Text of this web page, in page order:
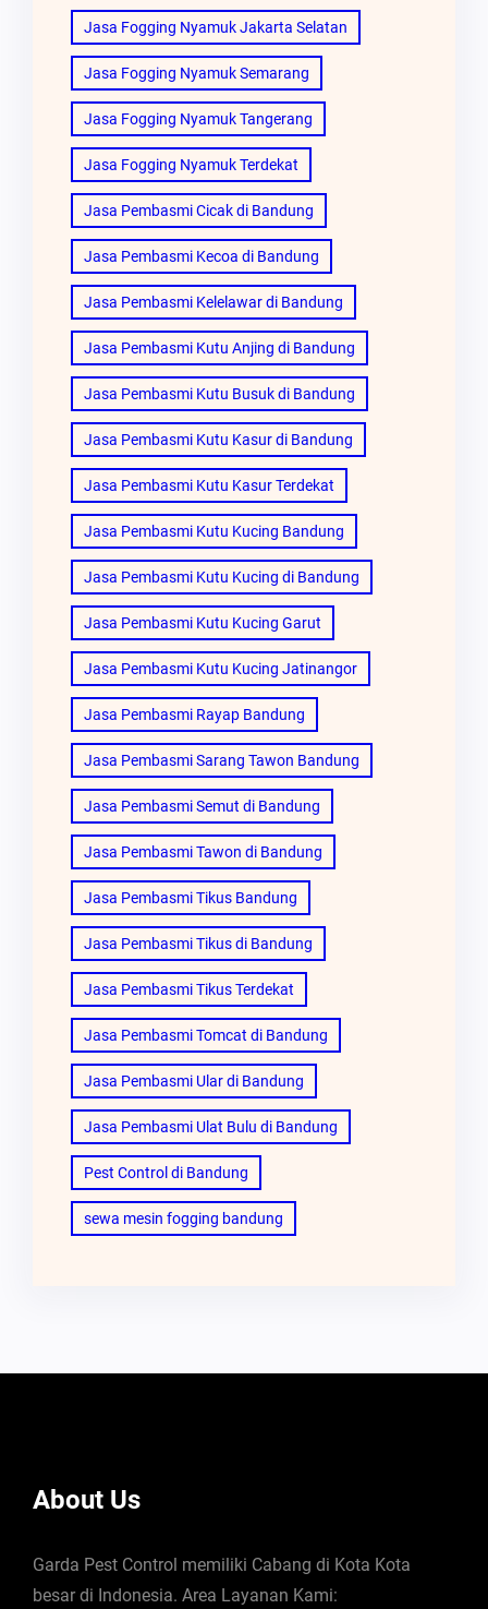
Jasa Fogging Nyamuk Jakarta Selatan
Jasa Fogging Nyamuk Semarang
Jasa Fogging Nyamuk Tangerang
Jasa Fogging Nyamuk Terdekat
Jasa Pembasmi Cicak di Bandung
Jasa Pembasmi Kecoa di Bandung
Jasa Pembasmi Kelelawar di Bandung
Jasa Pembasmi Kutu Anjing di Bandung
Jasa Pembasmi Kutu Busuk di Bandung
Jasa Pembasmi Kutu Kasur di Bandung
Jasa Pembasmi Kutu Kasur Terdekat
Jasa Pembasmi Kutu Kucing Bandung
Jasa Pembasmi Kutu Kucing di Bandung
Jasa Pembasmi Kutu Kucing Garut
Jasa Pembasmi Kutu Kucing Jatinangor
Jasa Pembasmi Rayap Bandung
Jasa Pembasmi Sarang Tawon Bandung
Jasa Pembasmi Semut di Bandung
Jasa Pembasmi Tawon di Bandung
Jasa Pembasmi Tikus Bandung
Jasa Pembasmi Tikus di Bandung
Jasa Pembasmi Tikus Terdekat
Jasa Pembasmi Tomcat di Bandung
Jasa Pembasmi Ular di Bandung
Jasa Pembasmi Ulat Bulu di Bandung
Pest Control di Bandung
sewa mesin fogging bandung
About Us
Garda Pest Control memiliki Cabang di Kota Kota
besar di Indonesia. Area Layanan Kami: